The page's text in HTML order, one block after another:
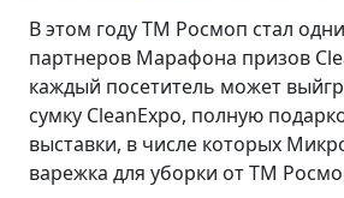
В этом году ТМ Росмоп стал
партнеров Марафона призов
каждый посетитель может
сумку CleanExpo, полную
выставки, в числе которых
варежка для уборки от ТМ